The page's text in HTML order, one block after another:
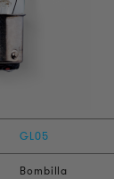
GL05
Bombilla